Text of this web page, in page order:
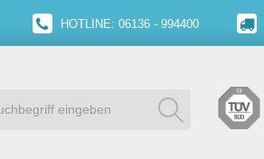
HOTLINE: 06136 - 994400